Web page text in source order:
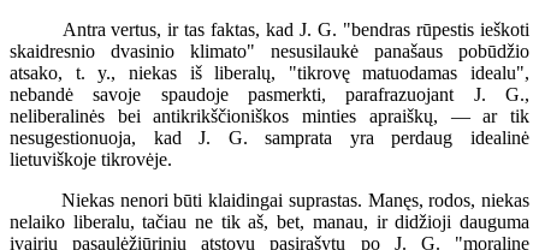
Antra vertus, ir tas faktas, kad J. G. "bendras rūpestis ieškoti
skaidresnio dvasinio klimato" nesusilaukė panašaus pobūdžio
atsako, t. y., niekas iš liberalų, "tikrovę matuodamas idealu",
nebandė savoje spaudoje pasmerkti, parafrazuojant J. G.,
neliberalinės bei antikrikščioniškos minties apraiškų, — ar tik
nesugestionuoja, kad J. G. samprata yra perdaug idealinė
lietuviškoje tikrovėje.
Niekas nenori būti klaidingai suprastas. Manęs, rodos, niekas
nelaiko liberalu, tačiau ne tik aš, bet, manau, ir didžioji dauguma
įvairių pasaulėžiūrinių atstovų pasirašytų po J. G. "moraline